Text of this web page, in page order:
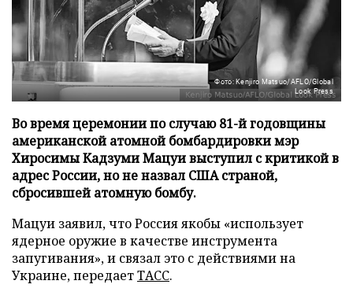
Фото: Kenjiro Matsuo/AFLO/Global
Look Press
Во время церемонии по случаю 81-й годовщины
американской атомной бомбардировки мэр
Хиросимы Кадзуми Мацуи выступил с критикой в
адрес России, но не назвал США страной,
сбросившей атомную бомбу.
Мацуи заявил, что Россия якобы «использует
ядерное оружие в качестве инструмента
запугивания», и связал это с действиями на
Украине, передаетТАСС.